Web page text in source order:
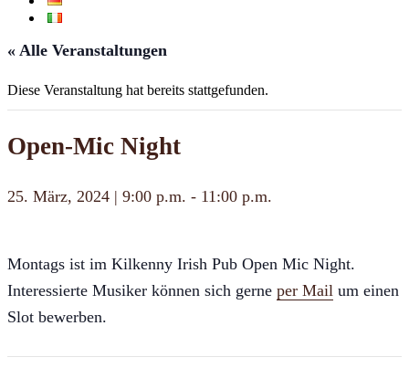
« Alle Veranstaltungen
Diese Veranstaltung hat bereits stattgefunden.
Open-Mic Night
25. März, 2024 | 9:00 p.m. - 11:00 p.m.
Montags ist im Kilkenny Irish Pub Open Mic Night.
Interessierte Musiker können sich gerne per Mail um einen
Slot bewerben.